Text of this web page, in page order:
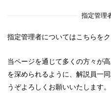
指定管理
指定管理者についてはこちらをク
当ページを通じて多くの方々が
を深められるように、解説員一
うぞよろしくお願いいたします。